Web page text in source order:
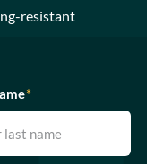
resistant
*